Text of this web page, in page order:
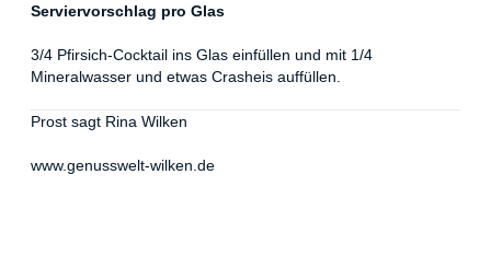
Serviervorschlag pro Glas
3/4 Pfirsich-Cocktail ins Glas einfüllen und mit 1/4
Mineralwasser und etwas Crasheis auffüllen.
Prost sagt Rina Wilken
www.genusswelt-wilken.de